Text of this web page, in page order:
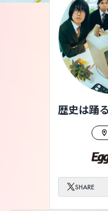
歴史は踊る
SHARE